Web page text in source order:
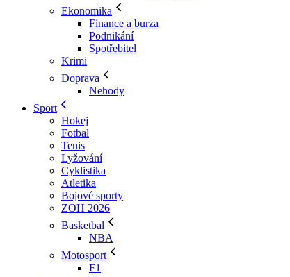
Ekonomika
Finance a burza
Podnikání
Spotřebitel
Krimi
Doprava
Nehody
Sport
Hokej
Fotbal
Tenis
Lyžování
Cyklistika
Atletika
Bojové sporty
ZOH 2026
Basketbal
NBA
Motosport
F1